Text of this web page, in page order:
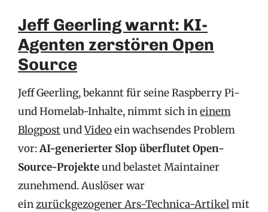
Jeff Geerling warnt: KI-
Agenten zerstören Open
Source
Jeff Geerling, bekannt für seine Raspberry Pi-
und Homelab-Inhalte, nimmt sich ineinem
BlogpostundVideoein wachsendes Problem
vor:AI-generierter Slop überflutet Open-
Source-Projekteund belastet Maintainer
zunehmend. Auslöser war
einzurückgezogener Ars-Technica-Artikelmit